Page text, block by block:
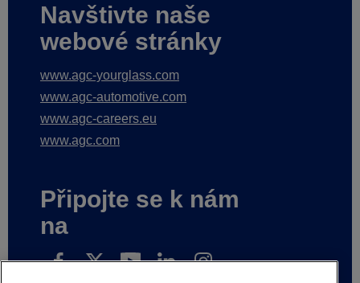
Navštivte naše
webové stránky
www.agc-yourglass.com
www.agc-automotive.com
www.agc-careers.eu
www.agc.com
Připojte se k nám
na